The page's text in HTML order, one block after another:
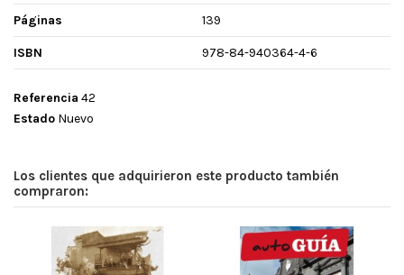
Páginas 139
ISBN 978-84-940364-4-6
Referencia 42
Estado Nuevo
Los clientes que adquirieron este producto también
compraron: